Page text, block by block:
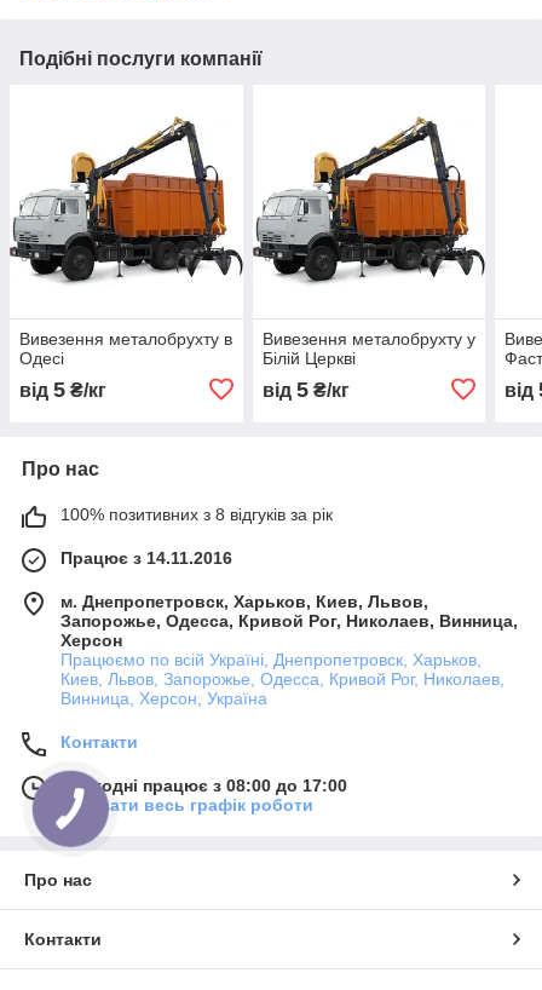
Подібні послуги компанії
Вивезення металобрухту в
Одесі
від 5 ₴/кг
Вивезення металобрухту у
Білій Церкві
від 5₴/кг від
Про нас
100% позитивних з 8 відгуків за рік
Працює з 14.11.2016
м. Днепропетровск, Харьков, Киев, Львов,
Запорожье, Одесса, Кривой Рог, Николаев, Винница,
Херсон
Працюємо по всій Україні, Днепропетровск, Харьков,
Киев, Львов, Запорожье, Одесса, Кривой Рог, Николаев,
Винница, Херсон, Україна
Контакти
Сьогодні працює з 08:00 до 17:00
Показати весь графік роботи
Про нас
Контакти